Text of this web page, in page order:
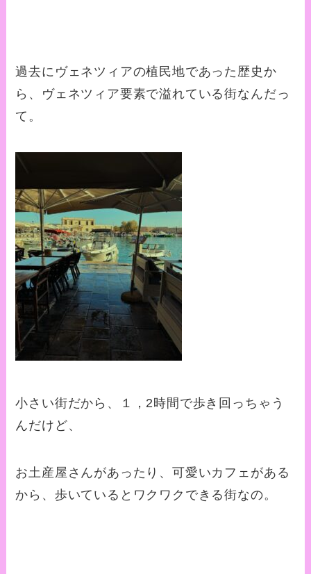
過去にヴェネツィアの植民地であった歴史か
ら、ヴェネツィア要素で溢れている街なんだっ
て。
小さい街だから、１，2時間で歩き回っちゃう
んだけど、
お土産屋さんがあったり、可愛いカフェがある
から、歩いているとワクワクできる街なの。